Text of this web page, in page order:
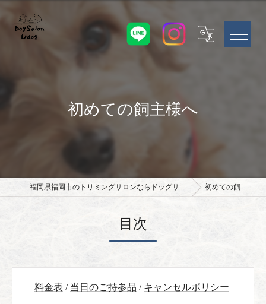
初めての飼主様へ
福岡県福岡市のトリミングサロンならドッグサロン Udog 初めての飼主様へ
目次
料金表 / 当日のご持参品 / キャンセルポリシー